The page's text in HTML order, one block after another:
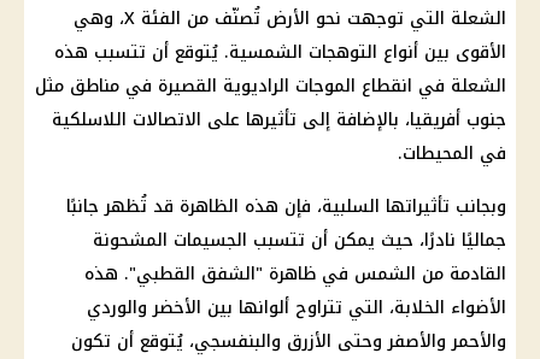
الشعلة التي توجهت نحو الأرض تُصنّف من الفئة X، وهي
الأقوى بين أنواع التوهجات الشمسية. يُتوقع أن تتسبب هذه
الشعلة في انقطاع الموجات الراديوية القصيرة في مناطق مثل
جنوب أفريقيا، بالإضافة إلى تأثيرها على الاتصالات اللاسلكية
في المحيطات.
وبجانب تأثيراتها السلبية، فإن هذه الظاهرة قد تُظهر جانبًا
جماليًا نادرًا، حيث يمكن أن تتسبب الجسيمات المشحونة
القادمة من الشمس في ظاهرة "الشفق القطبي". هذه
الأضواء الخلابة، التي تتراوح ألوانها بين الأخضر والوردي
والأحمر والأصفر وحتى الأزرق والبنفسجي، يُتوقع أن تكون